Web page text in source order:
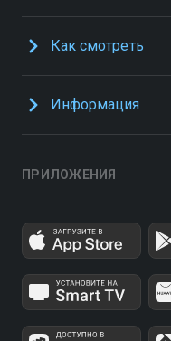
Как смотреть
Информация
ПРИЛОЖЕНИЯ